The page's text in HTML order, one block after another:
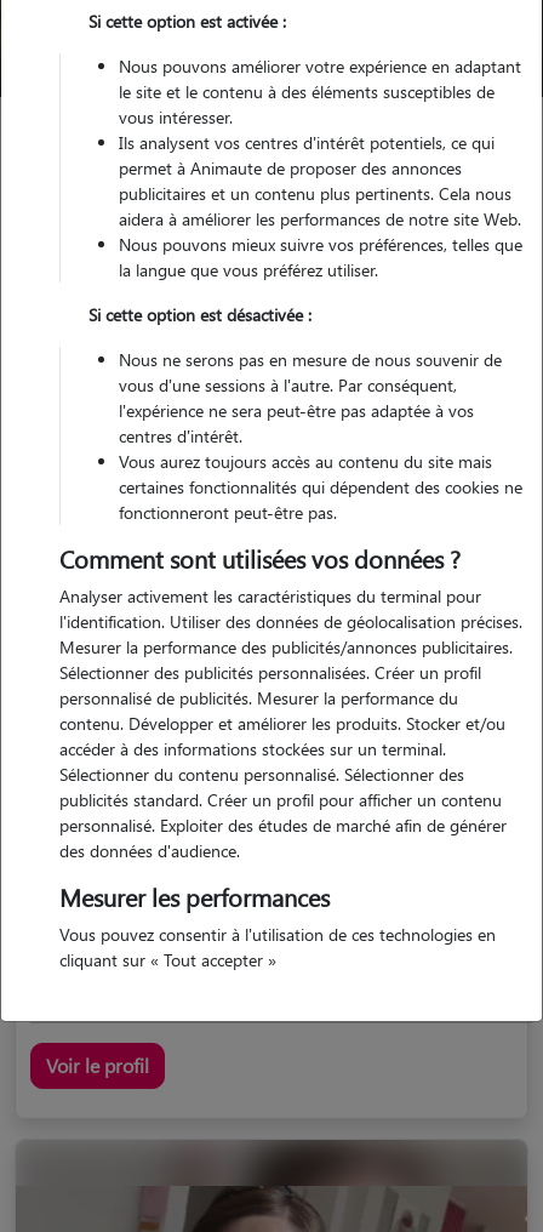
Trouver mon Pet Sitter
Garde animaux France Grand-Est Bas-Rhin Ostwald
Nos cat sitters à Ostwald
Dominique
Ostwald 67540
maison
4.5/5 (1 avis)
j ai toujours eu des animaux chiens, chats, lapin, oiseaux...
Voir le profil
Si cette option est activée :
Nous pouvons améliorer votre expérience en adaptant
le site et le contenu à des éléments susceptibles de
vous intéresser.
Ils analysent vos centres d'intérêt potentiels, ce qui
permet à Animaute de proposer des annonces
publicitaires et un contenu plus pertinents. Cela nous
aidera à améliorer les performances de notre site Web.
Nous pouvons mieux suivre vos préférences, telles que
la langue que vous préférez utiliser.
Si cette option est désactivée :
Nous ne serons pas en mesure de nous souvenir de
vous d'une sessions à l'autre. Par conséquent,
l'expérience ne sera peut-être pas adaptée à vos
centres d'intérêt.
Vous aurez toujours accès au contenu du site mais
certaines fonctionnalités qui dépendent des cookies ne
fonctionneront peut-être pas.
Comment sont utilisées vos données ?
Analyser activement les caractéristiques du terminal pour
l'identification. Utiliser des données de géolocalisation précises.
Mesurer la performance des publicités/annonces publicitaires.
Sélectionner des publicités personnalisées. Créer un profil
personnalisé de publicités. Mesurer la performance du
contenu. Développer et améliorer les produits. Stocker et/ou
accéder à des informations stockées sur un terminal.
Sélectionner du contenu personnalisé. Sélectionner des
publicités standard. Créer un profil pour afficher un contenu
personnalisé. Exploiter des études de marché afin de générer
des données d'audience.
Mesurer les performances
Vous pouvez consentir à l'utilisation de ces technologies en
cliquant sur « Tout accepter »